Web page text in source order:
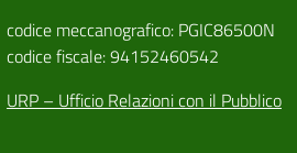
codice meccanografico: PGIC86500N
codice fiscale: 94152460542
URP – Ufficio Relazioni con il Pubblico